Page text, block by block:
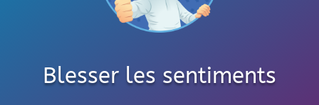
Blesser les sentiments